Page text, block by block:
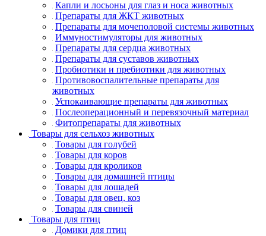
Капли и лосьоны для глаз и носа животных
Препараты для ЖКТ животных
Препараты для мочеполовой системы животных
Иммуностимуляторы для животных
Препараты для сердца животных
Препараты для суставов животных
Пробиотики и пребиотики для животных
Противовоспалительные препараты для
животных
Успокаивающие препараты для животных
Послеоперационный и перевязочный материал
Фитопрепараты для животных
Товары для сельхоз животных
Товары для голубей
Товары для коров
Товары для кроликов
Товары для домашней птицы
Товары для лошадей
Товары для овец, коз
Товары для свиней
Товары для птиц
Домики для птиц